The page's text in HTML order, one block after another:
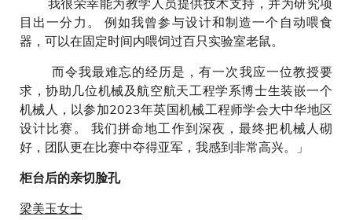
目出一分力。 例如我曾参与设计和制造一个自动喂食
器，可以在固定时间内喂饲过百只实验室老鼠。
而令我最难忘的经历是，有一次我应一位教授要
求，协助几位机械及航空航天工程学系博士生装嵌一个
机械人，以参加2023年英国机械工程师学会大中华地区
设计比赛。 我们拼命地工作到深夜，最终把机械人砌
好，团队更在比赛中夺得亚军，我感到非常高兴。」
柜台后的亲切脸孔
梁美玉女士